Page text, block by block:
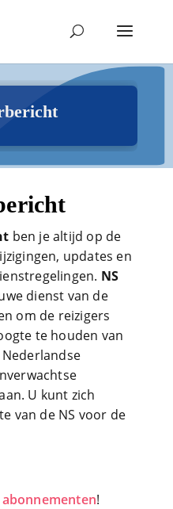
ben je altijd op de
updates en
NS
dienst van de
om de reizigers
te houden van
U kunt zich
van de NS voor de
abonnementen!